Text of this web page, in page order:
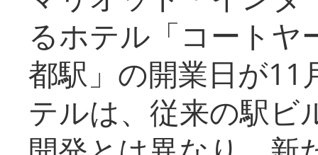
るホテル「コートヤ
都駅」の開業日が11
テルは、従来の駅ビ